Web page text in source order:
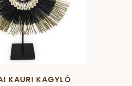
KAURI KAGYLÓ